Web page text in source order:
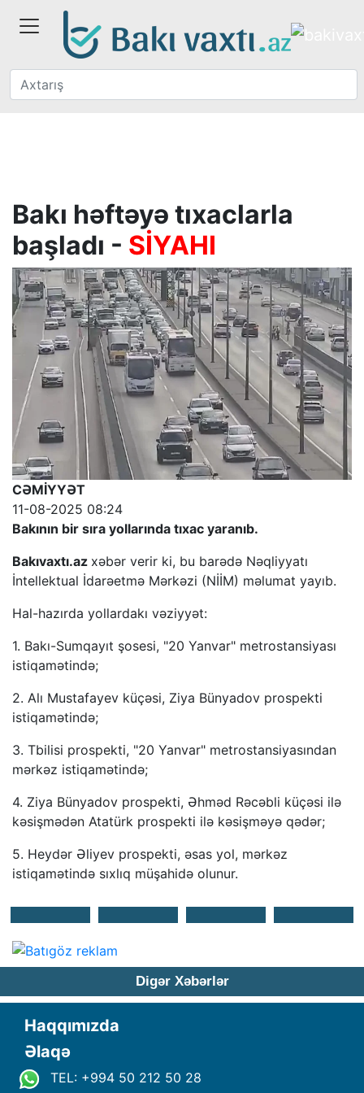
Bakı həftəyə tıxaclarla
başladı - SİYAHI
CƏMİYYƏT
11-08-2025 08:24
Bakının bir sıra yollarında tıxac yaranıb.
Bakıvaxtı.az xəbər verir ki, bu barədə Nəqliyyatı
İntellektual İdarəetmə Mərkəzi (NİİM) məlumat yayıb.
Hal-hazırda yollardakı vəziyyət:
1. Bakı-Sumqayıt şosesi, "20 Yanvar" metrostansiyası
istiqamətində;
2. Alı Mustafayev küçəsi, Ziya Bünyadov prospekti
istiqamətində;
3. Tbilisi prospekti, "20 Yanvar" metrostansiyasından
mərkəz istiqamətində;
4. Ziya Bünyadov prospekti, Əhməd Rəcəbli küçəsi ilə
kəsişmədən Atatürk prospekti ilə kəsişməyə qədər;
5. Heydər Əliyev prospekti, əsas yol, mərkəz
istiqamətində sıxlıq müşahidə olunur.
Digər Xəbərlər
Haqqımızda
Əlaqə
TEL: +994 50 212 50 28